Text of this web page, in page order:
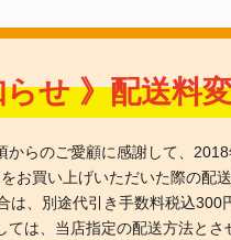
せ 》配送料
らのご愛顧に感謝して、2018
お買い上げいただいた際の配送
は、別途代引き手数料税込300
ては、当店指定の配送方法とさ